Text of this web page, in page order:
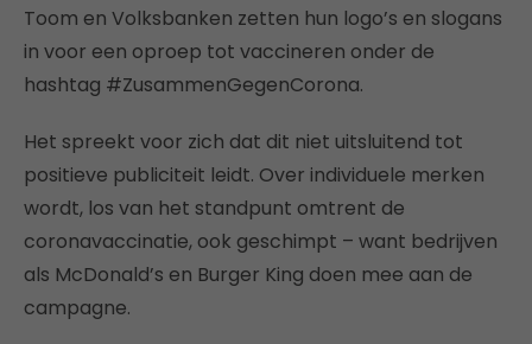
Toom en Volksbanken zetten hun logo’s en slogans
in voor een oproep tot vaccineren onder de
hashtag #ZusammenGegenCorona.
Het spreekt voor zich dat dit niet uitsluitend tot
positieve publiciteit leidt. Over individuele merken
wordt, los van het standpunt omtrent de
coronavaccinatie, ook geschimpt – want bedrijven
als McDonald’s en Burger King doen mee aan de
campagne.